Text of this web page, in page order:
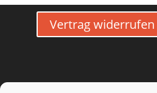
Vertrag widerrufen